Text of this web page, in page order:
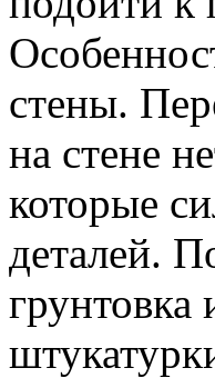
стены.
на стене
которые
деталей.
грунтовка